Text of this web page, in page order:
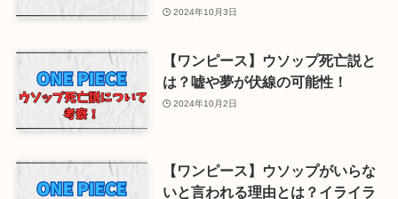
2024年10月3日
【ワンピース】ウソップ死亡説と
は？嘘や夢が伏線の可能性！
2024年10月2日
【ワンピース】ウソップがいらな
いと言われる理由とは？イライラ